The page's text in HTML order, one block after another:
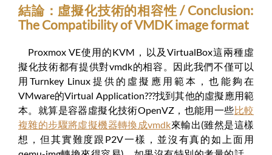
結論：虛擬化技術的相容性 / Conclusion:
The Compatibility of VMDK image format
Proxmox VE使用的KVM，以及VirtualBox這兩種虛
擬化技術都有提供對vmdk的相容。因此我們不僅可以
用Turnkey Linux提供的虛擬應用範本，也能夠在
VMware的Virtual Application???找到其他的虛擬應用範
本。就算是容器虛擬化技術OpenVZ，也能用一些比較
複雜的步驟將虛擬機器轉換成vmdk來輸出(雖然是這樣
想，但其實難度跟P2V一樣，並沒有真的如上面用